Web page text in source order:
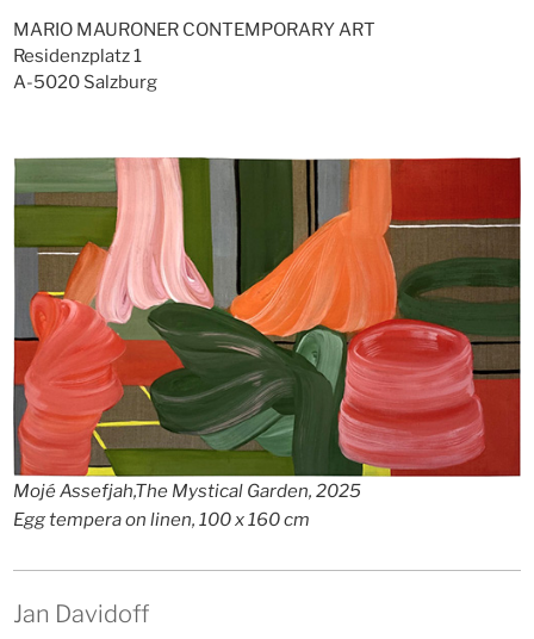
MARIO MAURONER CONTEMPORARY ART
Residenzplatz 1
A-5020 Salzburg
Mojé Assefjah,The Mystical Garden, 2025
Egg tempera on linen, 100 x 160 cm
Jan Davidoff